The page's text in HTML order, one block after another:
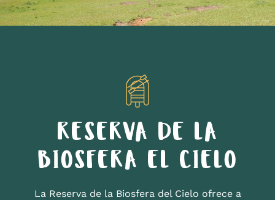
RESERVA DE LA
BIOSFERA EL CIELO
La Reserva de la Biosfera del Cielo ofrece a